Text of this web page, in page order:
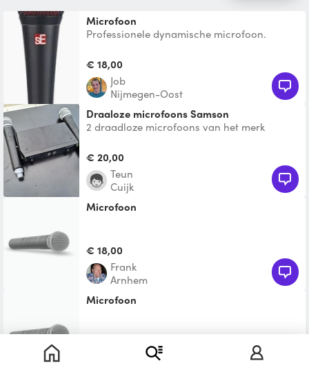
Microfoon
Professionele dynamische microfoon.
dynamische microfoon
€ 18,00
Job
Nijmegen-Oost
Draaloze microfoons Samson
2 draadloze microfoons van het merk
mute knop zodat je jezel
€ 20,00
Teun
Cuijk
microfoon
€ 18,00
Frank
Arnhem
Microfoon